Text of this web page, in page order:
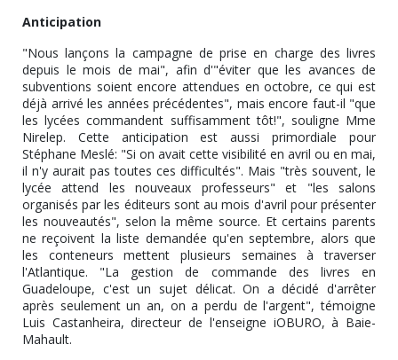
Anticipation
"Nous lançons la campagne de prise en charge des livres
depuis le mois de mai", afin d'"éviter que les avances de
subventions soient encore attendues en octobre, ce qui est
déjà arrivé les années précédentes", mais encore faut-il "que
les lycées commandent suffisamment tôt!", souligne Mme
Nirelep. Cette anticipation est aussi primordiale pour
Stéphane Meslé: "Si on avait cette visibilité en avril ou en mai,
il n'y aurait pas toutes ces difficultés". Mais "très souvent, le
lycée attend les nouveaux professeurs" et "les salons
organisés par les éditeurs sont au mois d'avril pour présenter
les nouveautés", selon la même source. Et certains parents
ne reçoivent la liste demandée qu'en septembre, alors que
les conteneurs mettent plusieurs semaines à traverser
l'Atlantique. "La gestion de commande des livres en
Guadeloupe, c'est un sujet délicat. On a décidé d'arrêter
après seulement un an, on a perdu de l'argent", témoigne
Luis Castanheira, directeur de l'enseigne iOBURO, à Baie-
Mahault.